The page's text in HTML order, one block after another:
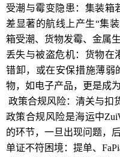
受潮与霉变隐患：集装箱
差显著的航线上产生“集
箱受潮、货物发霉、金属
丢失与被盗危机：货物在
错卸，或在安保措施薄弱
物，如电子产品，更是成
政策合规风险：清关与扣
政策合规风险是海运中
的环节，一旦出现问题，
单证不符困境：提单、